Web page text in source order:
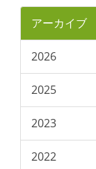
アーカイブ
2026
2025
2023
2022